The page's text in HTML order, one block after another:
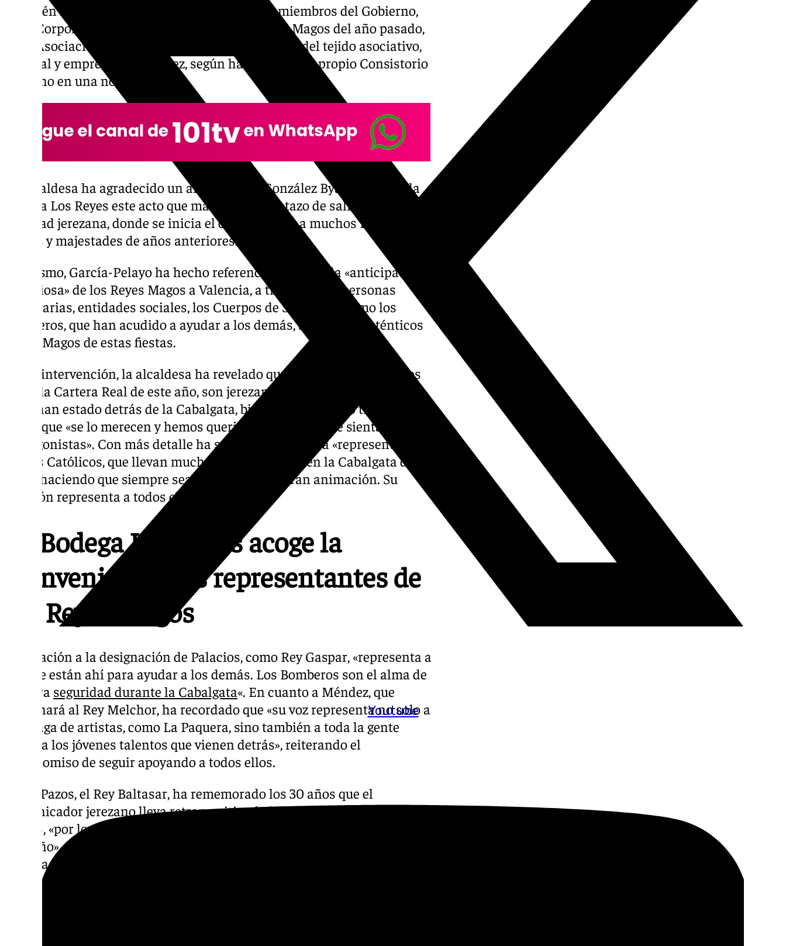
Youtube
También han asistido a este acto prenavideño miembros del Gobierno,
de la Corporación Municipal, así como los Reyes Magos del año pasado,
de la Asociación de Reyes Magos y representantes del tejido asociativo,
cultural y empresarial de Jerez, según ha detallado el propio Consistorio
jerezano en una nota.
La alcaldesa ha agradecido un año más que González Byass acoja en la
Bodega Los Reyes este acto que marca el pistoletazo de salida de la
Navidad jerezana, donde se inicia el camino junto a muchos Reyes
Magos y majestades de años anteriores.
Asimismo, García-Pelayo ha hecho referencia a la llegada «anticipada y
silenciosa» de los Reyes Magos a Valencia, a través de las personas
voluntarias, entidades sociales, los Cuerpos de Seguridad como los
Bomberos, que han acudido a ayudar a los demás, siendo los auténticos
Reyes Magos de estas fiestas.
En su intervención, la alcaldesa ha revelado que tanto los Reyes Magos
como la Cartera Real de este año, son jerezanos que durante muchos
años han estado detrás de la Cabalgata, bien participando o trabajando,
por lo que «se lo merecen y hemos querido que este año se sientan
protagonistas». Con más detalle ha señalado que Barba «representa a los
Scouts Católicos, que llevan muchos años saliendo en la Cabalgata de
Jerez, haciendo que siempre sea alegre con una gran animación. Su
elección representa a todos ellos».
La Bodega Los Reyes acoge la
bienvenida de los representantes de
los Reyes Magos
En relación a la designación de Palacios, como Rey Gaspar, «representa a
los que están ahí para ayudar a los demás. Los Bomberos son el alma de
nuestra seguridad durante la Cabalgata«. En cuanto a Méndez, que
encarnará al Rey Melchor, ha recordado que «su voz representa no solo a
una saga de artistas, como La Paquera, sino también a toda la gente
joven, a los jóvenes talentos que vienen detrás», reiterando el
compromiso de seguir apoyando a todos ellos.
Sobre Pazos, el Rey Baltasar, ha rememorado los 30 años que el
comunicador jerezano lleva retransmitiendo la Cabalgata de Reyes
Magos, «por lo que se merecía sentirse protagonista de la Cabalgata de
este año». Por último ha hecho referencia a la grandeza cultural que
atesora la Navidad en Jerez, desde el flamenco, la zambomba y el
potencial gastronómico, elementos que impulsan tanto la candidatura